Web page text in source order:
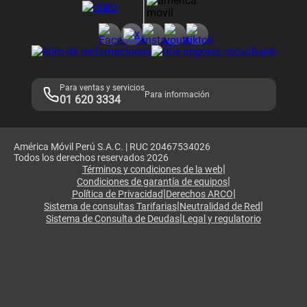
Adquirientes iPhone 6, 6S y SE
Mensaje de Seguridad
Términos y Condiciones de Tienda Claro
Libro de Reclamaciones
Para ventas y servicios
01 620 3334 Para información
América Móvil Perú S.A.C. | RUC 20467534026
Todos los derechos reservados 2026
Términos y condiciones de la web|
Condiciones de garantía de equipos|
Política de Privacidad|Derechos ARCO|
Sistema de consultas Tarifarias|Neutralidad de Red|
Sistema de Consulta de Deudas|Legal y regulatorio